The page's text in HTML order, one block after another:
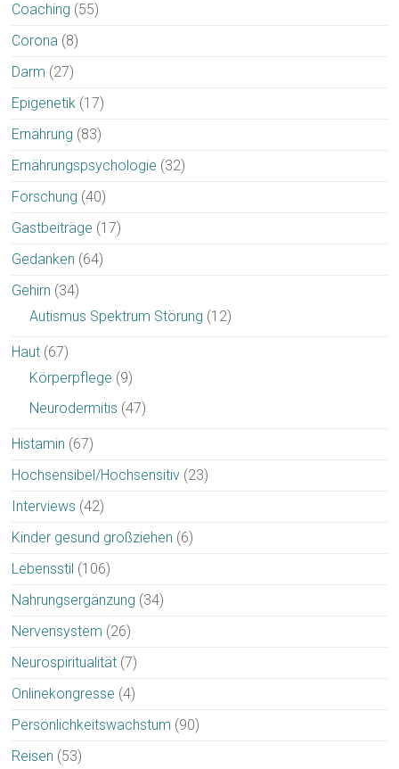
Coaching (55)
Corona (8)
Darm (27)
Epigenetik (17)
Ernährung (83)
Ernährungspsychologie (32)
Forschung (40)
Gastbeiträge (17)
Gedanken (64)
Gehirn (34)
Autismus Spektrum Störung (12)
Haut (67)
Körperpflege (9)
Neurodermitis (47)
Histamin (67)
Hochsensibel/Hochsensitiv (23)
Interviews (42)
Kinder gesund großziehen (6)
Lebensstil (106)
Nahrungsergänzung (34)
Nervensystem (26)
Neurospiritualität (7)
Onlinekongresse (4)
Persönlichkeitswachstum (90)
Reisen (53)